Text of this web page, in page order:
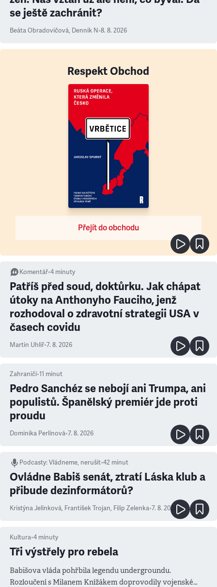
se ještě zachránit?
Beáta Obradovičová, Denník N•8. 8. 2026
Respekt Obchod
Přejít do obchodu
Komentář•4 minuty
Patříš před soud, doktůrku. Jak chápat
útoky na Anthonyho Fauciho, jenž
rozhodoval o zdravotní strategii USA v
časech covidu
Martin Uhlíř•7. 8. 2026
Zahraničí•11 minut
Pedro Sanchéz se nebojí ani Trumpa, ani
populistů. Španělský premiér jde proti
proudu
Dominika Perlínová•7. 8. 2026
Podcasty:Vládneme, nerušit•42 minut
Ovládne Babiš senát, ztratí Láska klub a
přibude dezinformátorů?
Kristýna Jelínková, František Trojan, Filip Zelenka•7. 8. 2026
Kultura•4 minuty
Tři výstřely pro rebela
Babišova vláda pohřbila legendu undergroundu.
Rozloučení s Milanem Knížákem doprovodily vojenské